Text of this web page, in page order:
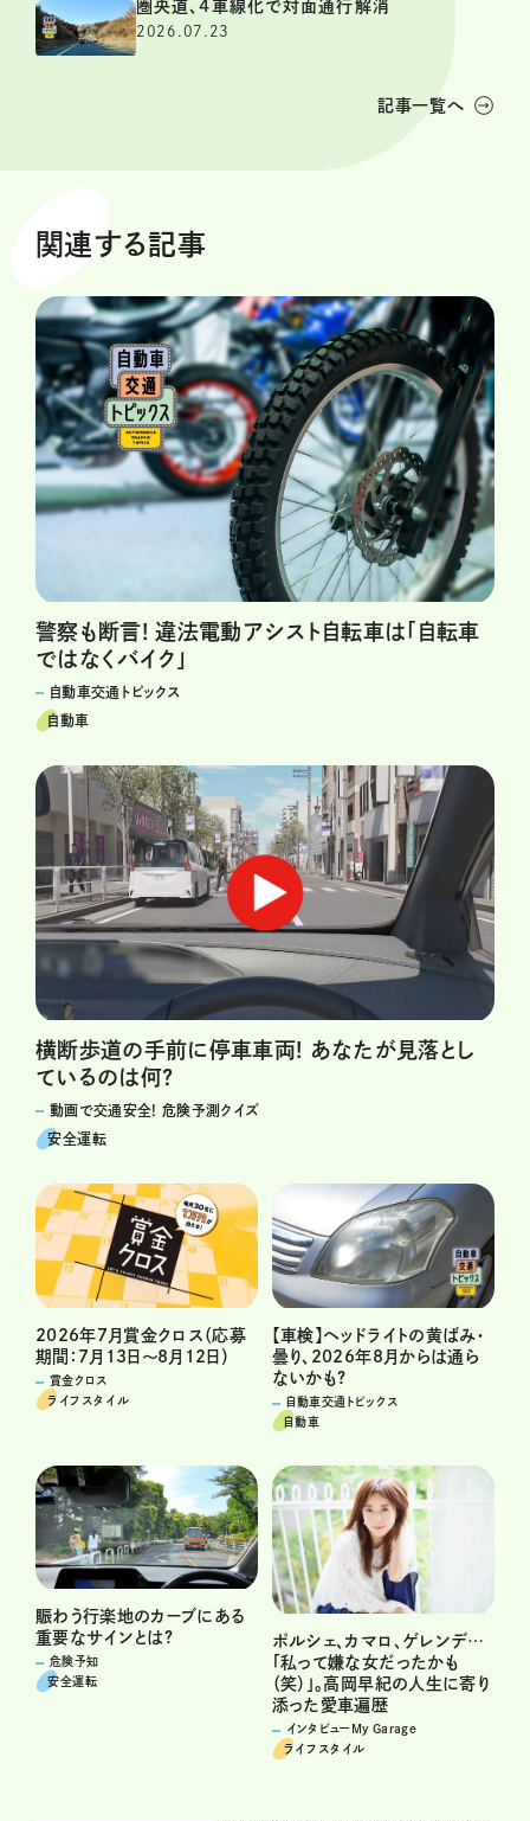
圏央道、4車線化で対面通行解消
2026.07.23
記事一覧へ
関連する記事
警察も断言! 違法電動アシスト自転車は「自転車
ではなくバイク」
自動車交通トピックス
自動車
横断歩道の手前に停車車両! あなたが見落とし
ているのは何?
動画で交通安全! 危険予測クイズ
安全運転
2026年7月賞金クロス（応募
期間：7月13日～8月12日）
賞金クロス
ライフスタイル
【車検】ヘッドライトの黄ばみ・
曇り、2026年8月からは通ら
ないかも?
自動車交通トピックス
自動車
賑わう行楽地のカーブにある
重要なサインとは?
危険予知
安全運転
ポルシェ、カマロ、ゲレンデ…
「私って嫌な女だったかも
（笑）」。高岡早紀の人生に寄り
添った愛車遍歴
インタビューMy Garage
ライフスタイル